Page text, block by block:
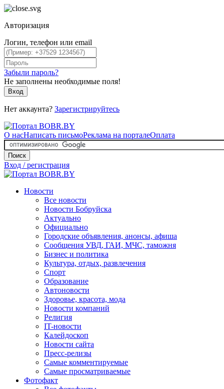
Авторизация
Логин, телефон или email
Забыли пароль?
Не заполнены необходимые поля!
Вход
Нет аккаунта? Зарегистрируйтесь
О насНаписать письмоРеклама на порталеОплата
Поиск
Вход / регистрация
Новости
Все новости
Новости Бобруйска
Актуально
Официально
Городские объявления, анонсы, афиша
Сообщения УВД, ГАИ, МЧС, таможня
Бизнес и политика
Культура, отдых, развлечения
Спорт
Образование
Автоновости
Здоровье, красота, мода
Новости компаний
Религия
IT-новости
Калейдоскоп
Новости сайта
Пресс-релизы
Самые комментируемые
Самые просматриваемые
Фотофакт